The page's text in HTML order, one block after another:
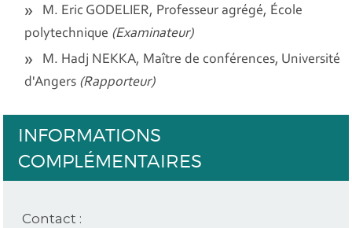
M. Eric GODELIER, Professeur agrégé, École
polytechnique (Examinateur)
M. Hadj NEKKA, Maître de conférences, Université
d'Angers (Rapporteur)
INFORMATIONS
COMPLÉMENTAIRES
Contact :